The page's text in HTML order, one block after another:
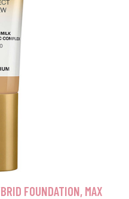
FOUNDATION, MAX